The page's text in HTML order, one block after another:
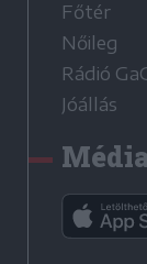
Főtér
Nőileg
Rádió
Jóállás